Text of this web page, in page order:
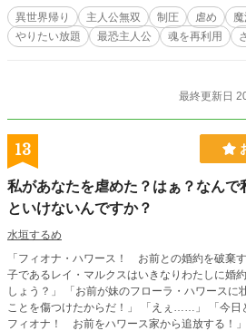
を無視した理不尽な連中をそれ以上の理不尽で
異世界帰り 主人公無双 制圧 虐め
やりたい放題
最恐主人公 魂を再利用
最終更新日
13
私があなたを虐めた？はぁ？なんで
といけないんですか？
水垣するめ
「フィオナ・ハワース！ お前との婚約を破棄する！」 フィオナの
子であるレイ・マルクスはいきなりわたしに婚約破棄
しょう？」 「お前が妹のフローラ・ハワースに
ことを傷つけたからだ！」 「えぇ……」 「今
フィオナ！ お前をハワース家から追放する！」 フィオナの父であるアーノル